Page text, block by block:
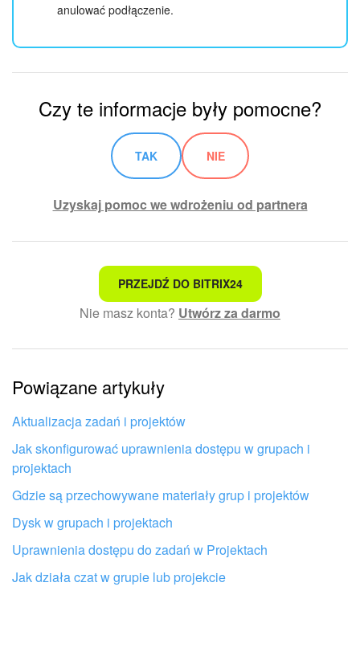
anulować podłączenie.
Czy te informacje były pomocne?
TAK NIE
Uzyskaj pomoc we wdrożeniu od partnera
To nie jest to, czego szukam
Skomplikowany i niezrozumiały tekst
Informacje są nieaktualne
Artykuł jest za krótki. Potrzebuję więcej informacji
Nie podoba mi się sposób działania tego narzędzia
PRZEJDŹ DO BITRIX24
Nie masz konta? Utwórz za darmo
Powiązane artykuły
Aktualizacja zadań i projektów
Jak skonfigurować uprawnienia dostępu w grupach i
projektach
Gdzie są przechowywane materiały grup i projektów
Dysk w grupach i projektach
Uprawnienia dostępu do zadań w Projektach
Jak działa czat w grupie lub projekcie